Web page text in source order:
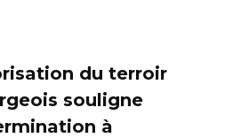
du terroir
souligne
à